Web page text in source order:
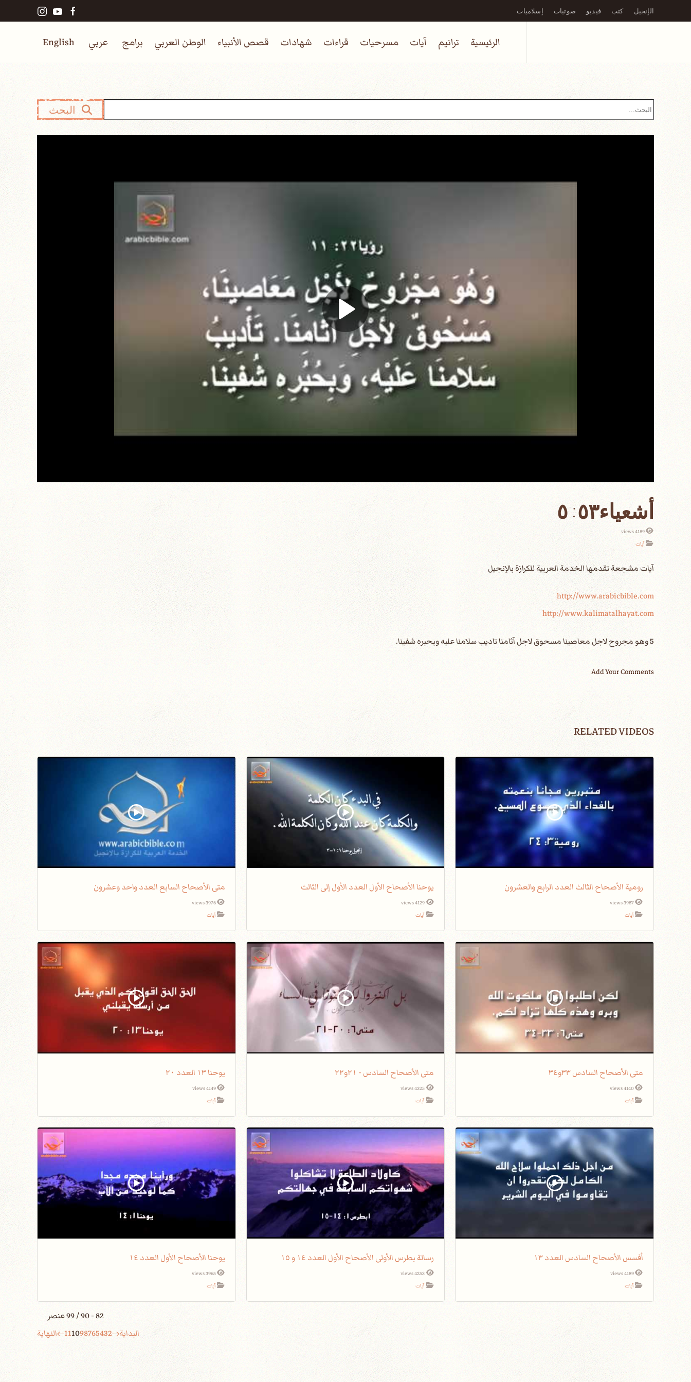
Skip to main content
الإنجيل كتب فيديو صوتيات إسلاميات
الرئيسية ترانيم آيات مسرحيات قراءات شهادات قصص الأنبياء الوطن العربي برامج عربي English
البحث
أشعياء٥٣: ٥
4189 views
آيات
http://www.arabicbible.com
http://www.kalimatalhayat.com
5 وهو مجروح لاجل معاصينا مسحوق لاجل آثامنا تاديب سلامنا عليه وبحبره شفينا.
Add Your Comments
RELATED VIDEOS
رومية الأصحاح الثالث العدد الرابع والعشرون
3987 views
آيات
يوحنا الأصحاح الأول العدد الأول إلى الثالث
آيات
متى الأصحاح السابع العدد واحد وعشرون
3976 views
آيات
متى الأصحاح السادس ٣٣و٣٤
4140 views
آيات
متى الأصحاح السادس - ٢١و٢٢
آيات
يوحنا ١٣ العدد ٢٠
4149 views
آيات
أفسس الأصحاح السادس العدد ١٣
4189 views
آيات
رسالة بطرس الأولى الأصحاح الأول العدد ١٤ و ١٥
آيات
يوحنا الأصحاح الأول العدد ١٤
3965 views
آيات
82 - 90 / 99 عنصر
البداية
2
3
4
5
6
7
8
9
10
11 النهاية